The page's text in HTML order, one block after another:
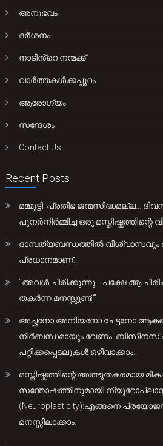
അനുഭവം
ദർശനം
നാടിൻ്റെ നന്മക്ക്
വാർത്തകൾക്കപ്പുറം
ആരോഗ്യം
സന്ദേശം
Contact Us
Recent Posts
മമ്മൂട്ടി: പ്രതിഭ ജന്മസിദ്ധമല്ല…
പുനർനിർമ്മിച്ച ഒരു മസ്തിഷ്കത്തിന്റെ
ദാമ്പത്യബന്ധത്തിൽ
പ്രധാനമാണ്.
“അവൾ ചിരിക്കുന്നു… പക്ഷേ ആ
തകർന്ന മനസ്സുണ്ട്.”
അച്ഛനോ അനിയനോ ചേട്ടനോ
നിർബന്ധമായും വേണം |ബിസിനസ്
പറ്റിക്കപ്പെടലുകൾ ഒഴിവാക്കാം..
മസ്തിഷ്കത്തിന്റെ അത്ഭുതകരമായ
(Neuroplasticity):എങ്ങനെ
മനസ്സിലാക്കാം.